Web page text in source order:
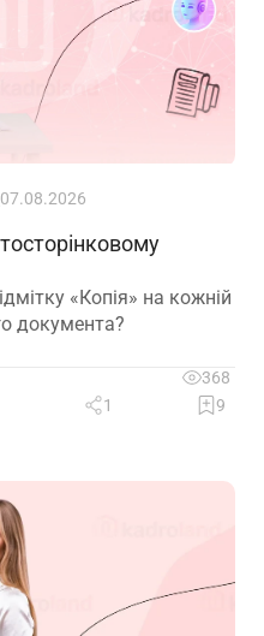
07.08.2026
«Копія» на кожній
документа?
368
1 9